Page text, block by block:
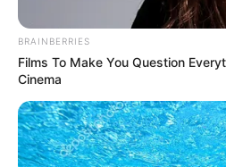
BRAINBERRIES
Films To Make You Question
Cinema